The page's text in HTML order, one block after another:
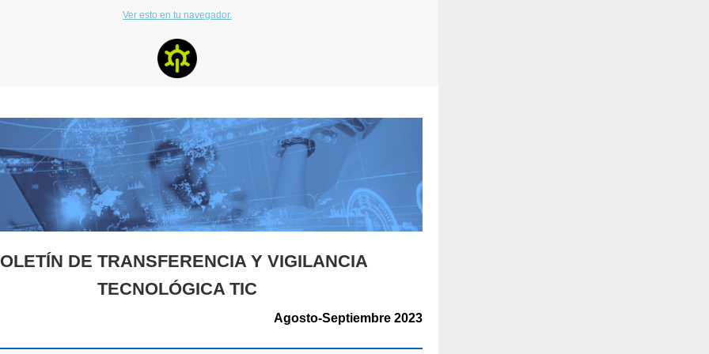
Ver esto en tu navegador.
DE TRANSFERENCIA Y VIGILANCIA
TECNOLÓGICA TIC
Agosto-Septiembre 2023